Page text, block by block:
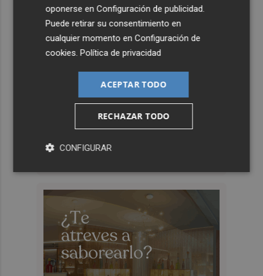
oponerse enConfiguración de publicidad.
Puede retirar su consentimiento en
cualquier momento enConfiguración de
cookies.Política de privacidad
ACEPTAR TODO
RECHAZAR TODO
CONFIGURAR